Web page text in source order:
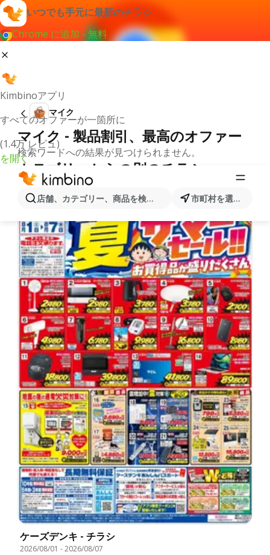
いつでも手元に最新のチラシ
Chrome に追加 - 無料
Kimbinoアプリ
すべてのオファーが一箇所に
(1.4万 レビュ)
を開く
店舗、カテゴリー、商品を検索... 市町村を選択します
マイク
マイク - 製品割引、最高のオファー
検索ワードへの結果が見つけられません。
カテゴリーからの別のチラシ
ケーズデンキ - チラシ
2026/08/01 -2026/08/07